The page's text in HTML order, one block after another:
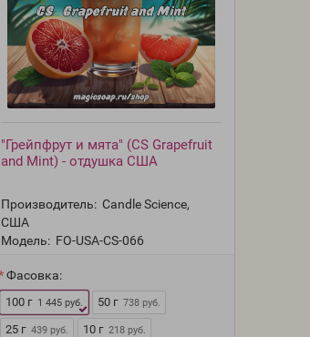
"Грейпфрут и мята" (CS Grapefruit
and Mint) - отдушка США
Производитель: Candle Science,
США
Модель: FO-USA-CS-066
Фасовка:
100 г 1 445 руб. 50 г 738 руб.
25 г 439 руб. 10 г 218 руб.